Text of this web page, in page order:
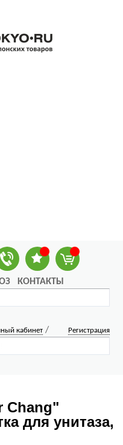
КОНТАКТЫ
кабинет / Регистрация
Chang"
для унитаза,